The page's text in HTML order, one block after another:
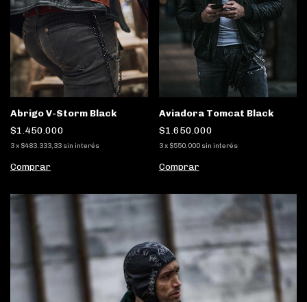
Abrigo V-Storm Black
$1.450.000
3x $483.333,33 sin interés
Comprar
Aviadora Tomcat Black
$1.650.000
3 x $550.000 sin interés
Comprar